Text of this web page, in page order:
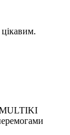
(MULTIKI